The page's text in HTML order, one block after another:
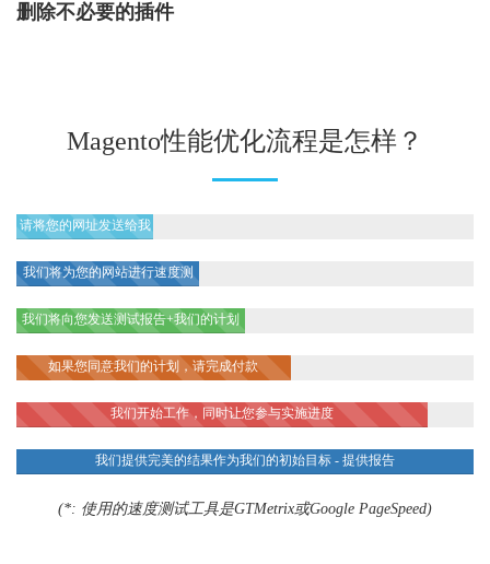
删除不必要的插件
Magento性能优化流程是怎样？
请将您的网址发送给我
我们将为您的网站进行速度测
我们将向您发送测试报告+我们的计划
如果您同意我们的计划，请完成付款
我们开始工作，同时让您参与实施进度
我们提供完美的结果作为我们的初始目标 - 提供报告
(*: 使用的速度测试工具是GTMetrix或Google PageSpeed)